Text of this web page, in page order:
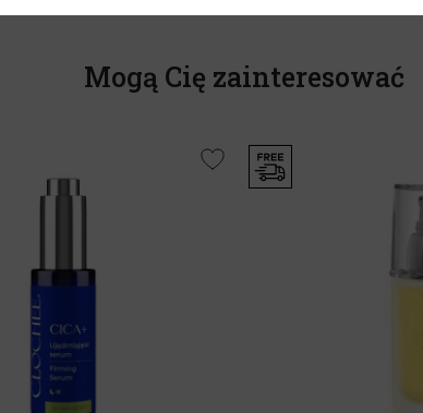
Mogą Cię zainteresować